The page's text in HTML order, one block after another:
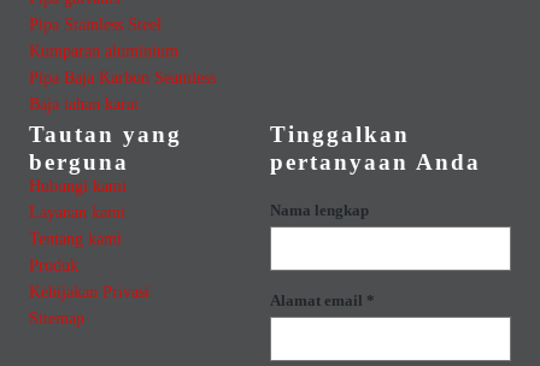
Pipa Stainless Steel
Kumparan aluminium
Pipa Baja Karbon Seamless
Baja tahan karat
Tautan yang
berguna
Hubungi kami
Layanan kami
Tentang kami
Produk
Kebijakan Privasi
Sitemap
Tinggalkan
pertanyaan Anda
Nama lengkap
Alamat email *